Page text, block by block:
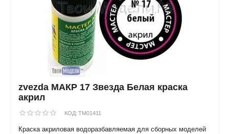
zvezda МАКР 17 Звезда Белая краска
акрил
КОД: TM01411
Краска акриловая водоразбавляемая для сборных моделей